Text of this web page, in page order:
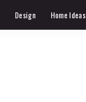
Design Home Ideas